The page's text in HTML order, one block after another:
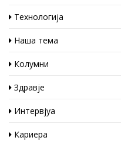
Технологија
Наша тема
Колумни
Здравје
Интервјуа
Кариера